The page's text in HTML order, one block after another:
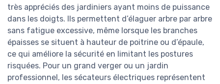
très appréciés des jardiniers ayant moins de puissance
dans les doigts. Ils permettent d’élaguer arbre par arbre
sans fatigue excessive, même lorsque les branches
épaisses se situent à hauteur de poitrine ou d’épaule,
ce qui améliore la sécurité en limitant les postures
risquées. Pour un grand verger ou un jardin
professionnel, les sécateurs électriques représentent